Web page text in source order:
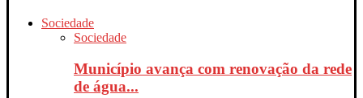
Sociedade
Sociedade
Município avança com renovação da rede
de água...